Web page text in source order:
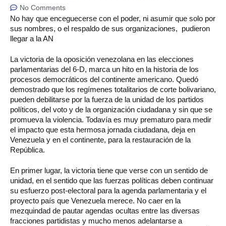
No Comments
No hay que enceguecerse con el poder, ni asumir que solo por
sus nombres, o el respaldo de sus organizaciones, pudieron
llegar a la AN
La victoria de la oposición venezolana en las elecciones
parlamentarias del 6-D, marca un hito en la historia de los
procesos democráticos del continente americano. Quedó
demostrado que los regímenes totalitarios de corte bolivariano,
pueden debilitarse por la fuerza de la unidad de los partidos
políticos, del voto y de la organización ciudadana y sin que se
promueva la violencia. Todavía es muy prematuro para medir
el impacto que esta hermosa jornada ciudadana, deja en
Venezuela y en el continente, para la restauración de la
República.
En primer lugar, la victoria tiene que verse con un sentido de
unidad, en el sentido que las fuerzas políticas deben continuar
su esfuerzo post-electoral para la agenda parlamentaria y el
proyecto país que Venezuela merece. No caer en la
mezquindad de pautar agendas ocultas entre las diversas
fracciones partidistas y mucho menos adelantarse a